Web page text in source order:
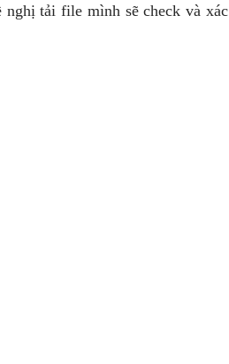
tải file mình sẽ check và xác